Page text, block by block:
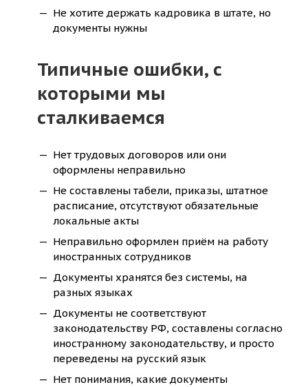
Не хотите держать кадровика в штате, но
документы нужны
Типичные ошибки, с
которыми мы
сталкиваемся
Нет трудовых договоров или они
оформлены неправильно
Не составлены табели, приказы, штатное
расписание, отсутствуют обязательные
локальные акты
Неправильно оформлен приём на работу
иностранных сотрудников
Документы хранятся без системы, на
разных языках
Документы не соответствуют
законодательству РФ, составлены согласно
иностранному законодательству, и просто
переведены на русский язык
Нет понимания, какие документы